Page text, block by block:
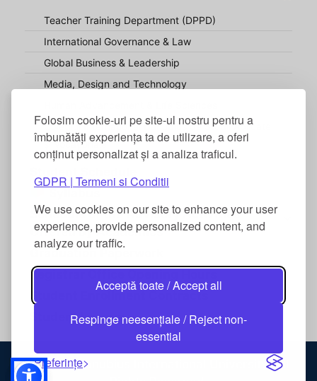
Folosim cookie-uri pe site-ul nostru pentru a
îmbunătăți experiența ta de utilizare, a oferi
conținut personalizat și a analiza traficul.
GDPR | Termeni si Conditii
We use cookies on our site to enhance your user
experience, provide personalized content, and
analyze our traffic.
Acceptă toate / Accept all
Respinge neesențiale / Reject non-
essential
Preferințe
Teacher Training Department (DPPD)
International Governance & Law
Global Business & Leadership
Media, Design and Technology
Colegiul Internațional Danubius de Studii Aplicate
și Vocaționale
Schedule of the Advisory Activities
Offered by Academics
Graduation Paperwork
Registrar Office Opening Hours
Student Enrollment Contracts
Student League
© 2026 Danubius International University. All